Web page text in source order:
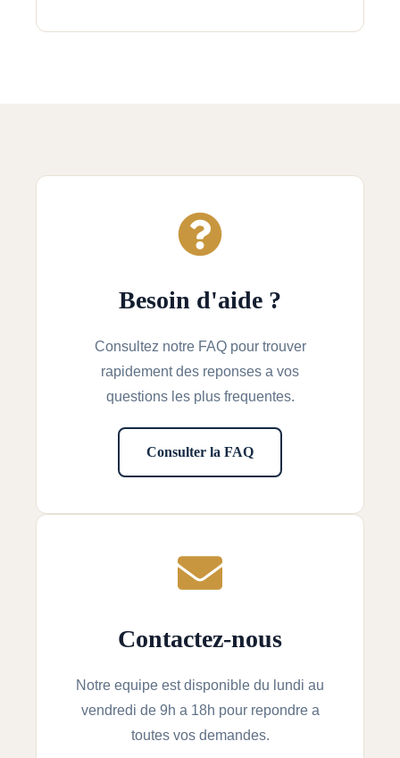
Besoin d'aide ?
Consultez notre FAQ pour trouver
rapidement des reponses a vos
questions les plus frequentes.
Consulter la FAQ
Contactez-nous
Notre equipe est disponible du lundi au
vendredi de 9h a 18h pour repondre a
toutes vos demandes.